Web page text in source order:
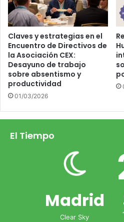
call center
Claves y estrategias en el
Encuentro de Directivos de
la Asociación CEX:
Desayuno de trabajo
sobre absentismo y
productividad
01/03/2026
El Tiempo
Madrid
Clear Sky